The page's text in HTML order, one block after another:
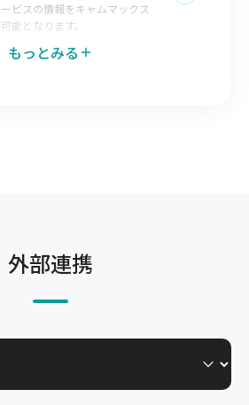
ビスの情報をキャムマックス
能となります。
スの一部機能を開放すること
FAX、郵送で行っていた取引
もっとみる
外部連携